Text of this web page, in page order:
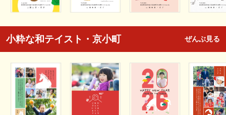
小粋な和テイスト・京小町 ぜんぶ見る